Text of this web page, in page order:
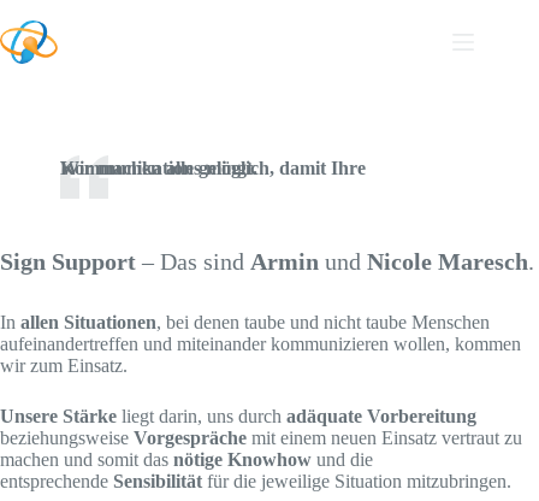
Wir machen alles möglich, damit Ihre Kommunikation gelingt.
Sign Support – Das sind Armin und Nicole Maresch.
In allen Situationen, bei denen taube und nicht taube Menschen
aufeinandertreffen und miteinander kommunizieren wollen, kommen
wir zum Einsatz.
Unsere Stärke liegt darin, uns durch adäquate Vorbereitung
beziehungsweise Vorgespräche mit einem neuen Einsatz vertraut zu
machen und somit das nötige Knowhow und die
entsprechende Sensibilität für die jeweilige Situation mitzubringen.